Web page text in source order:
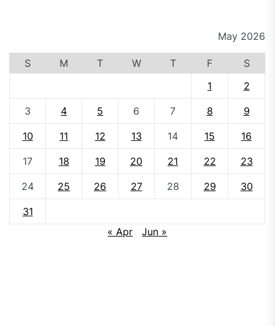
May 2026
S M T W T F
S
1
2
3 4 5 6 7 8 9
10 11 12 13 14 15 16
17 18 19 20 21 22 23
24 25 26 27 28 29 30
31
« Apr
Jun »